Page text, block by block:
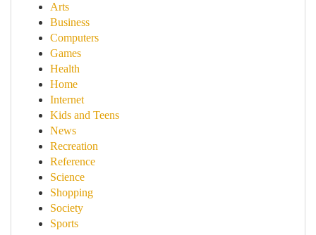
Arts
Business
Computers
Games
Health
Home
Internet
Kids and Teens
News
Recreation
Reference
Science
Shopping
Society
Sports